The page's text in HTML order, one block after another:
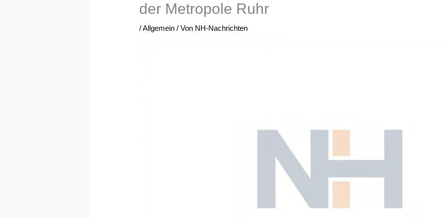
der Metropole Ruhr
/Allgemein / Von NH-Nachrichten